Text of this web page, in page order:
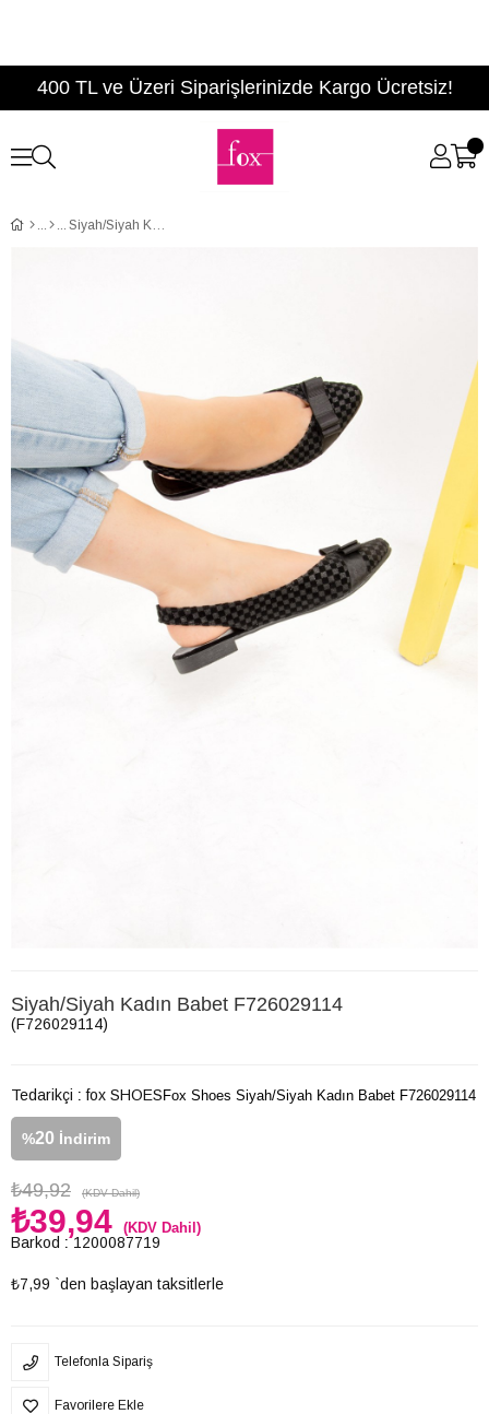
400 TL ve Üzeri Siparişlerinizde Kargo Ücretsiz!
Siyah/Siyah Kadın Babet F726029114
Siyah/Siyah Kadın Babet F726029114
(F726029114)
Tedarikçi : fox SHOES
%20 İndirim
₺49,92 (KDV Dahil)
₺39,94 (KDV Dahil)
Barkod : 1200087719
₺7,99 `den başlayan taksitlerle
Fox Shoes Siyah/Siyah Kadın Babet F726029114
Telefonla Sipariş
Favorilere Ekle